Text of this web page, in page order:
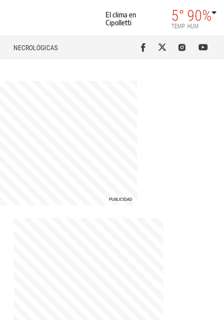
El clima en
Cipolletti
5°
TEMP
90%
HUM
NECROLÓGICAS